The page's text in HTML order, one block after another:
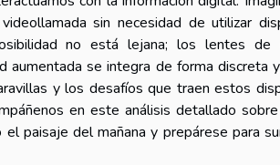
sin necesidad de utilizar
no está lejana; los lentes de
se integra de forma discreta
y los desafíos que traen estos
en este análisis detallado
paisaje del mañana y prepárese para